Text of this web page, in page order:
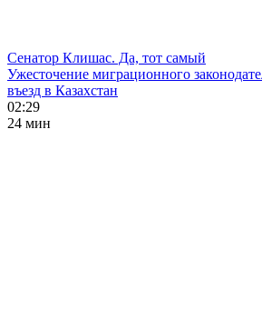
Сенатор Клишас. Да, тот самый
Ужесточение миграционного
въезд в Казахстан
02:29
24 мин